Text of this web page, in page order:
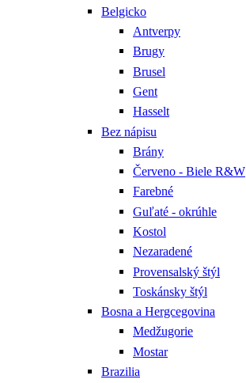
Belgicko
Antverpy
Brugy
Brusel
Gent
Hasselt
Bez nápisu
Brány
Červeno - Biele R&W
Farebné
Guľaté - okrúhle
Kostol
Nezaradené
Provensalský štýl
Toskánsky štýl
Bosna a Hergcegovina
Medžugorie
Mostar
Brazilia